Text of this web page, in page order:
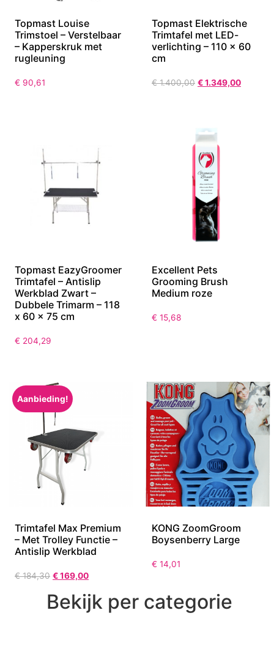
Topmast Louise
Trimstoel – Verstelbaar
– Kapperskruk met
rugleuning
€ 90,61
Topmast Elektrische
Trimtafel met LED-
verlichting – 110 × 60
cm
€1.400,00 €1.349,00
Topmast EazyGroomer
Trimtafel – Antislip
Werkblad Zwart –
Dubbele Trimarm – 118
x 60 x 75 cm
€ 204,29
Excellent Pets
Grooming Brush
Medium roze
€ 15,68
Aanbieding!
Trimtafel Max Premium
– Met Trolley Functie –
Antislip Werkblad
€184,30 €169,00
KONG ZoomGroom
Boysenberry Large
€ 14,01
Bekijk per categorie